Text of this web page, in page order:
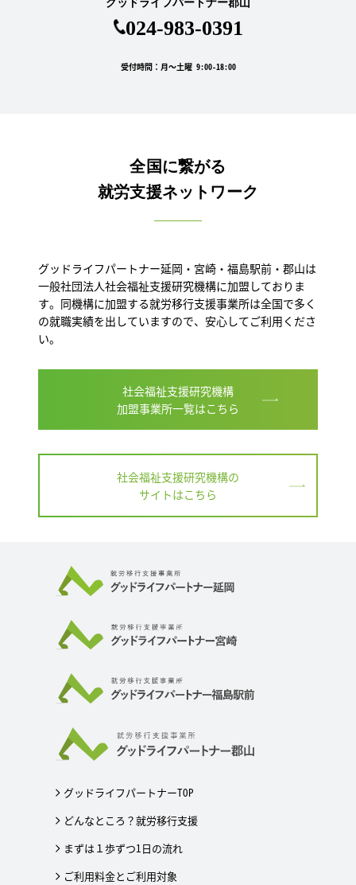
グッドライフパートナー郡山
024-983-0391
受付時間：月～土曜 9:00-18:00
全国に繋がる
就労支援ネットワーク
グッドライフパートナー延岡・宮崎・福島駅前・郡山は
一般社団法人社会福祉支援研究機構に加盟しておりま
す。同機構に加盟する就労移行支援事業所は全国で多く
の就職実績を出していますので、安心してご利用くださ
い。
社会福祉支援研究機構
加盟事業所一覧はこちら
社会福祉支援研究機構の
サイトはこちら
グッドライフパートナーTOP
どんなところ？就労移行支援
まずは１歩ずつ1日の流れ
ご利用料金とご利用対象